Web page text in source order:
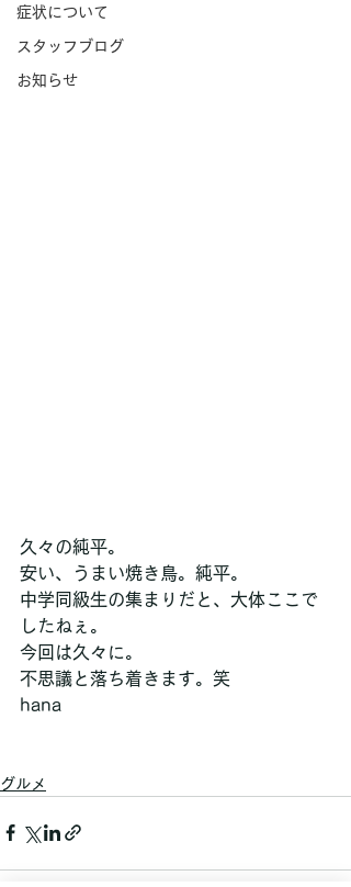
症状について
スタッフブログ
お知らせ
久々の純平。
安い、うまい焼き鳥。純平。
中学同級生の集まりだと、大体ここで
したねぇ。
今回は久々に。
不思議と落ち着きます。笑
hana
グルメ